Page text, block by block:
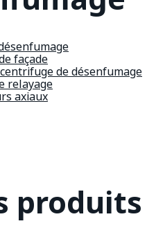
façade
de désenfumage
relayage
axiaux
produits